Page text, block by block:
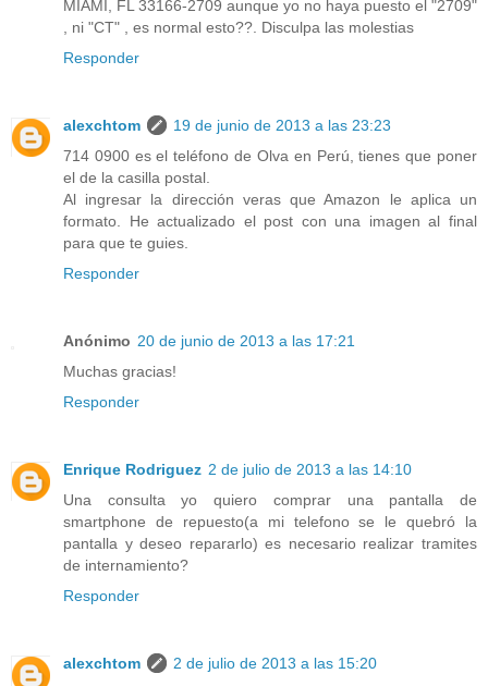
MIAMI, FL 33166-2709 aunque yo no haya puesto el "2709"
, ni "CT" , es normal esto??. Disculpa las molestias
Responder
alexchtom
19 de junio de 2013 a las 23:23
714 0900 es el teléfono de Olva en Perú, tienes que poner
el de la casilla postal.
Al ingresar la dirección veras que Amazon le aplica un
formato. He actualizado el post con una imagen al final
para que te guies.
Responder
Anónimo 20 de junio de 2013 a las 17:21
Muchas gracias!
Responder
Enrique Rodriguez 2 de julio de 2013 a las 14:10
Una consulta yo quiero comprar una pantalla de
smartphone de repuesto(a mi telefono se le quebró la
pantalla y deseo repararlo) es necesario realizar tramites
de internamiento?
Responder
alexchtom
2 de julio de 2013 a las 15:20